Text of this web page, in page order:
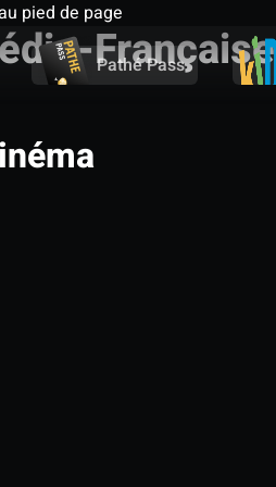
pied de page
Pathé Pass
Française